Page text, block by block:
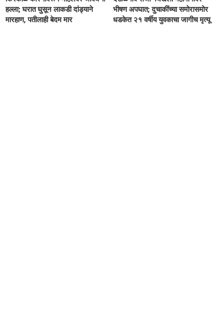
हल्ला; घरात घुसून लाकडी दांड्याने
मारहाण, पतीलाही बेदम मार
भीषण अपघात; दुचाकींच्या समोरासमोर
धडकेत २१ वर्षीय युवकाचा जागीच मृत्यू